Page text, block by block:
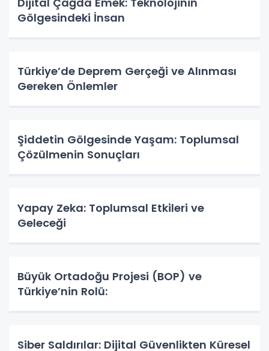
Gölgesindeki İnsan
Türkiye’de Deprem Gerçeği ve Alınması
Gereken Önlemler
Şiddetin Gölgesinde Yaşam: Toplumsal
Çözülmenin Sonuçları
Yapay Zeka: Toplumsal Etkileri ve
Geleceği
Büyük Ortadoğu Projesi (BOP) ve
Türkiye’nin Rolü:
Siber Saldırılar: Dijital Güvenlikten Küresel